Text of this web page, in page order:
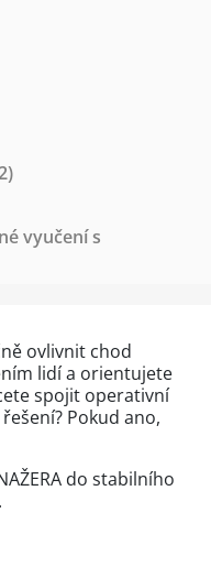
vyučení s
ovlivnit chod
lidí a orientujete
spojit operativní
Pokud ano,
do stabilního